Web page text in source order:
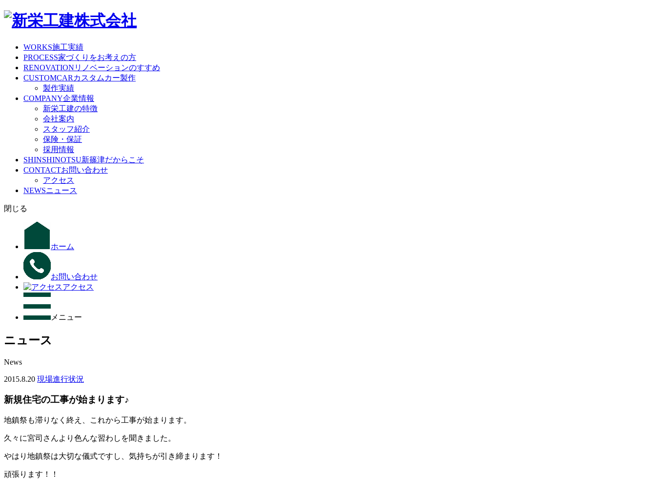
WORKS施工実績
PROCESS家づくりをお考えの方
RENOVATION リノベーションのすすめ
CUSTOMCAR カスタムカー製作
製作実績
COMPANY企業情報
新栄工建の特徴
会社案内
スタッフ紹介
保険・保証
採用情報
SHINSHINOTSU新篠津だからこそ
CONTACTお問い合わせ
アクセス
NEWSニュース
閉じる
ホーム
お問い合わせ
アクセス
メニュー
ニュース
News
2015.8.20 現場進行状況
新規住宅の工事が始まります♪
地鎮祭も滞りなく終え、これから工事が始まります。
久々に宮司さんより色んな習わしを聞きました。
やはり地鎮祭は大切な儀式ですし、気持ちが引き締まります！
頑張ります！！